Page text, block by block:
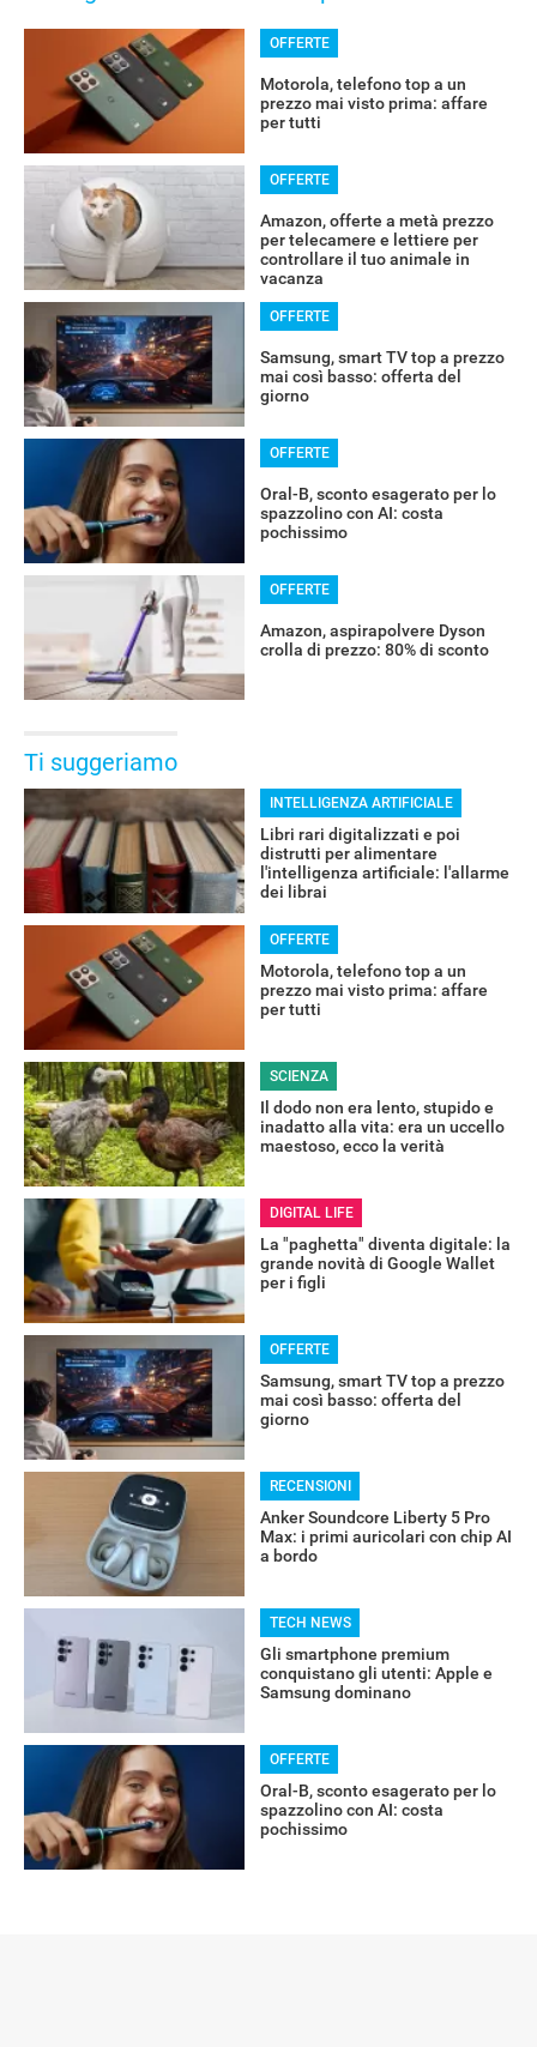
RECENSIONI
OFFERTE
Motorola, telefono top a un
prezzo mai visto prima: affare
per tutti
OFFERTE
Amazon, offerte a metà prezzo
per telecamere e lettiere per
controllare il tuo animale in
vacanza
OFFERTE
Samsung, smart TV top a prezzo
mai così basso: offerta del
giorno
OFFERTE
Oral-B, sconto esagerato per lo
spazzolino con AI: costa
pochissimo
OFFERTE
Amazon, aspirapolvere Dyson
crolla di prezzo: 80% di sconto
Ti suggeriamo
INTELLIGENZA ARTIFICIALE
Libri rari digitalizzati e poi
distrutti per alimentare
l'intelligenza artificiale: l'allarme
dei librai
OFFERTE
Motorola, telefono top a un
prezzo mai visto prima: affare
per tutti
SCIENZA
Il dodo non era lento, stupido e
inadatto alla vita: era un uccello
maestoso, ecco la verità
DIGITAL LIFE
La "paghetta" diventa digitale: la
grande novità di Google Wallet
per i figli
OFFERTE
Samsung, smart TV top a prezzo
mai così basso: offerta del
giorno
RECENSIONI
Anker Soundcore Liberty 5 Pro
Max: i primi auricolari con chip AI
a bordo
TECH NEWS
Gli smartphone premium
conquistano gli utenti: Apple e
Samsung dominano
OFFERTE
Oral-B, sconto esagerato per lo
spazzolino con AI: costa
pochissimo